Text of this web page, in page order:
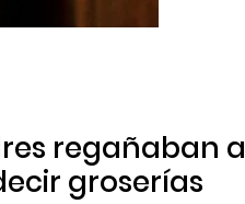
regañaban a
groserías